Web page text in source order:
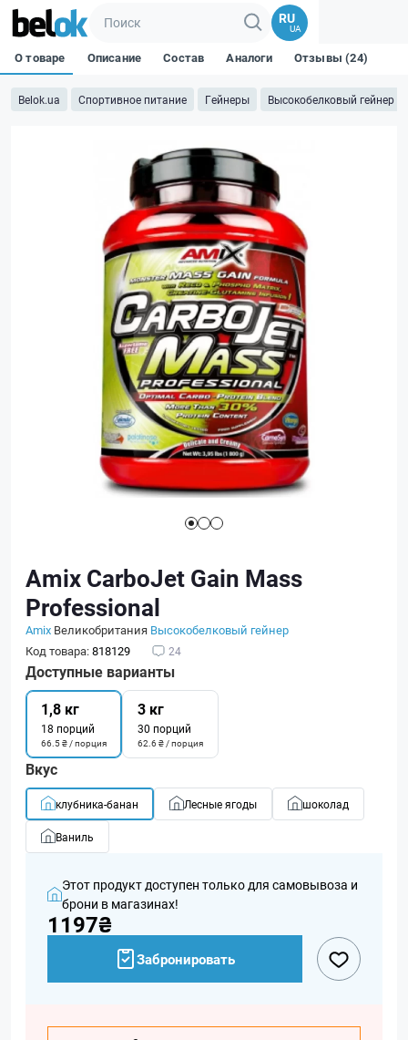
RU
UA
Belok.ua Спортивное питание Гейнеры Высокобелковый гейнер
О товаре Описание Состав Аналоги Отзывы (24)
Amix CarboJet Gain Mass
Professional
Amix Великобритания Высокобелковый гейнер
Код товара:818129 24
Доступные варианты
1,8 кг
18 порций
66.5 ₴ / порция
3 кг
30 порций
62.6 ₴ / порция
Вкус
клубника-банан Лесные ягоды шоколад
Ваниль
Этот продукт доступен только для самовывоза и
брони в магазинах!
1197₴
Забронировать